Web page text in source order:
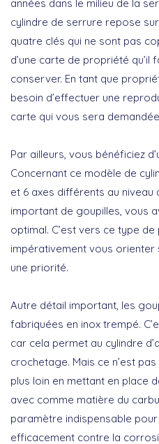
années dans le milieu de la
cylindre de serrure repose
quatre clés qui ne sont pas
d’une carte de propriété qu’il
conserver. En tant que
besoin d’effectuer une
carte qui vous sera
Par ailleurs, vous bénéficiez
Concernant ce modèle de
et 6 axes différents au niveau
important de goupilles, vous
optimal. C’est vers ce type de
impérativement vous
une priorité.
Autre détail important, les
fabriquées en inox trempé.
car cela permet au cylindre
crochetage. Mais ce n’est
plus loin en mettant en place
avec comme matière du
paramètre indispensable
efficacement contre la